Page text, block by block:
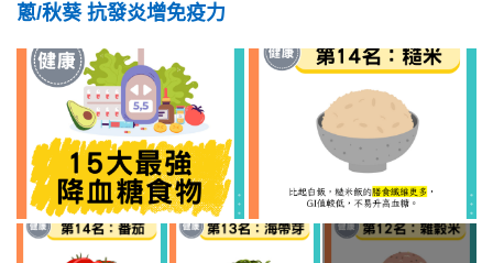
蔥/秋葵 抗發炎增免疫力